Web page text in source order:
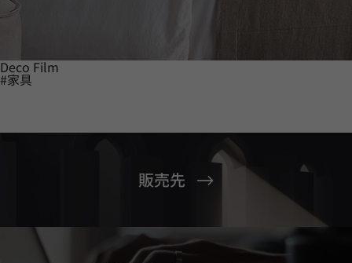
Deco Film
#家具
販売先